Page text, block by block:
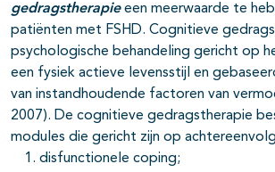
gedragstherapieeen meerwaarde te
patiënten met FSHD. Cognitieve
psychologische behandeling gericht op
een fysiek actieve levensstijl en
van instandhoudende factoren van
2007). De cognitieve gedragstherapie
modules die gericht zijn op
disfunctionele coping;